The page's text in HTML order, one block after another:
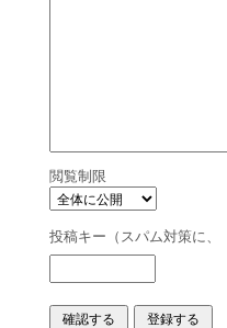
閲覧制限
投稿キー（スパム対策に、